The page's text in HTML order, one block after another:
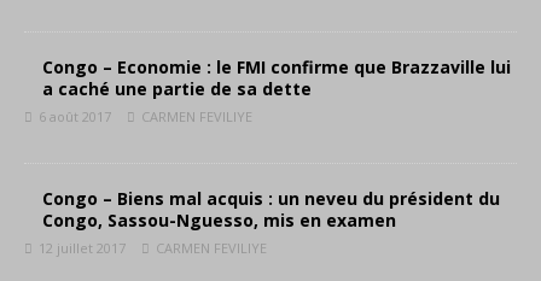
Congo – Economie : le FMI confirme que Brazzaville lui
a caché une partie de sa dette
6 août 2017 CARMEN FEVILIYE
Congo – Biens mal acquis : un neveu du président du
Congo, Sassou-Nguesso, mis en examen
12 juillet 2017 CARMEN FEVILIYE